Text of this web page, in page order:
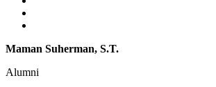
Maman Suherman, S.T.
Alumni